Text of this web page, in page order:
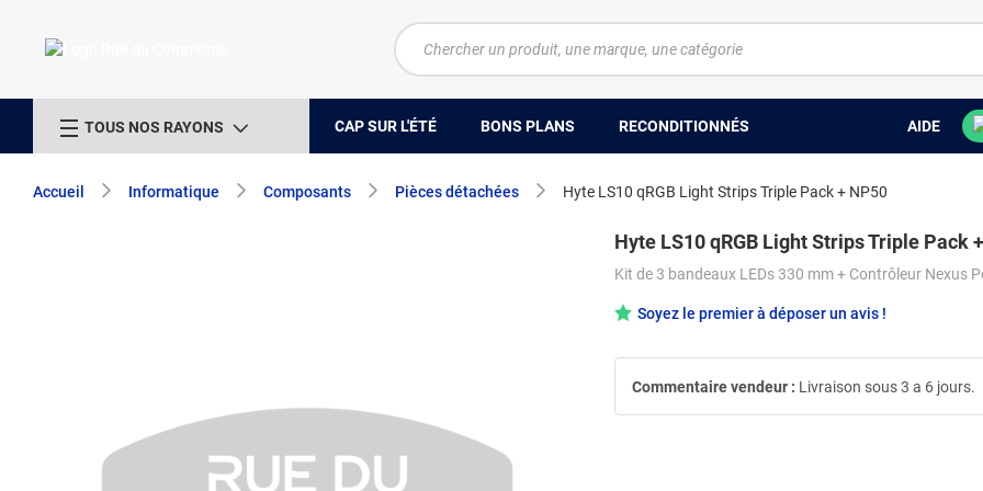
TOUS NOS RAYONS CAP SUR L'ÉTÉ BONS PLANS RECONDITIONNÉS AIDE
Accueil Informatique Composants Pièces détachées Hyte LS10 qRGB Light Strips Triple Pack + NP50
Hyte LS10 qRGB Light Strips Triple Pack
Kit de 3 bandeaux LEDs 330 mm + Contrôleur Nexus
Soyez le premier à déposer un avis !
Commentaire vendeur : Livraison sous 3 a 6 jours.